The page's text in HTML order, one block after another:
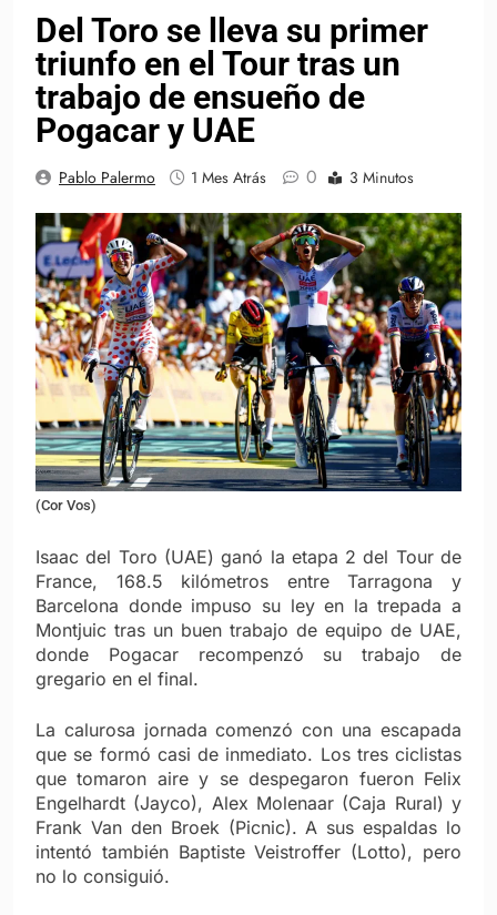
Del Toro se lleva su primer
triunfo en el Tour tras un
trabajo de ensueño de
Pogacar y UAE
Pablo Palermo 1 Mes Atrás 0 3 Minutos
(Cor Vos)
Isaac del Toro (UAE) ganó la etapa 2 del Tour de
France, 168.5 kilómetros entre Tarragona y
Barcelona donde impuso su ley en la trepada a
Montjuic tras un buen trabajo de equipo de UAE,
donde Pogacar recompenzó su trabajo de
gregario en el final.
La calurosa jornada comenzó con una escapada
que se formó casi de inmediato. Los tres ciclistas
que tomaron aire y se despegaron fueron Felix
Engelhardt (Jayco), Alex Molenaar (Caja Rural) y
Frank Van den Broek (Picnic). A sus espaldas lo
intentó también Baptiste Veistroffer (Lotto), pero
no lo consiguió.